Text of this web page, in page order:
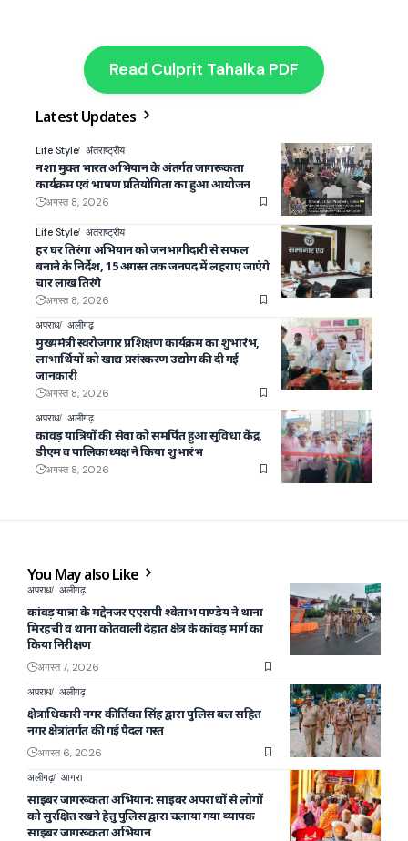
Read Culprit Tahalka PDF
Latest Updates
Life Style अंतराष्ट्रीय
नशा मुक्त भारत अभियान के अंतर्गत जागरूकता
कार्यक्रम एवं भाषण प्रतियोगिता का हुआ आयोजन
अगस्त 8, 2026
Life Style अंतराष्ट्रीय
हर घर तिरंगा अभियान को जनभागीदारी से सफल
बनाने के निर्देश, 15 अगस्त तक जनपद में लहराए जाएंगे
चार लाख तिरंगे
अगस्त 8, 2026
अपराध अलीगढ़
मुख्यमंत्री स्वरोजगार प्रशिक्षण कार्यक्रम का शुभारंभ,
लाभार्थियों को खाद्य प्रसंस्करण उद्योग की दी गई
जानकारी
अगस्त 8, 2026
अपराध अलीगढ़
कांवड़ यात्रियों की सेवा को समर्पित हुआ सुविधा केंद्र,
डीएम व पालिकाध्यक्ष ने किया शुभारंभ
अगस्त 8, 2026
You May also Like
अपराध अलीगढ़
कांवड़ यात्रा के मद्देनजर एएसपी श्वेताभ पाण्डेय ने थाना
मिरहची व थाना कोतवाली देहात क्षेत्र के कांवड़ मार्ग का
किया निरीक्षण
अगस्त 7, 2026
अपराध अलीगढ़
क्षेत्राधिकारी नगर कीर्तिका सिंह द्वारा पुलिस बल सहित
नगर क्षेत्रांतर्गत की गई पैदल गस्त
अगस्त 6, 2026
अलीगढ़ आगरा
साइबर जागरूकता अभियान: साइबर अपराधों से लोगों
को सुरक्षित रखने हेतु पुलिस द्वारा चलाया गया व्यापक
साइबर जागरूकता अभियान